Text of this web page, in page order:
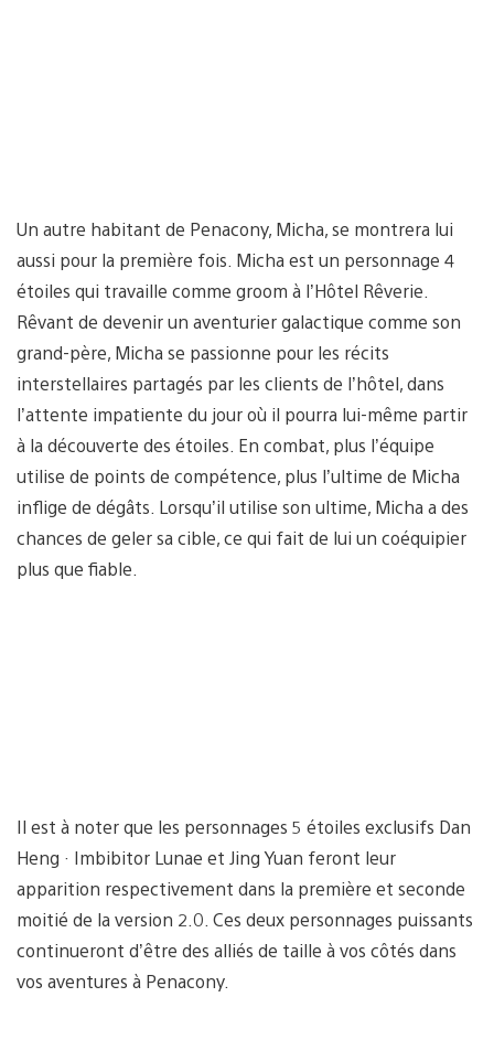
Un autre habitant de Penacony, Micha, se montrera lui
aussi pour la première fois. Micha est un personnage 4
étoiles qui travaille comme groom à l’Hôtel Rêverie.
Rêvant de devenir un aventurier galactique comme son
grand-père, Micha se passionne pour les récits
interstellaires partagés par les clients de l’hôtel, dans
l’attente impatiente du jour où il pourra lui-même partir
à la découverte des étoiles. En combat, plus l’équipe
utilise de points de compétence, plus l’ultime de Micha
inflige de dégâts. Lorsqu’il utilise son ultime, Micha a des
chances de geler sa cible, ce qui fait de lui un coéquipier
plus que fiable.
Il est à noter que les personnages 5 étoiles exclusifs Dan
Heng · Imbibitor Lunae et Jing Yuan feront leur
apparition respectivement dans la première et seconde
moitié de la version 2.0. Ces deux personnages puissants
continueront d’être des alliés de taille à vos côtés dans
vos aventures à Penacony.